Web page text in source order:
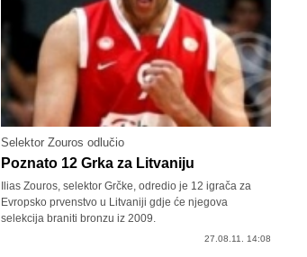
Selektor Zouros odlučio
Poznato 12 Grka za Litvaniju
Ilias Zouros, selektor Grčke, odredio je 12 igrača za
Evropsko prvenstvo u Litvaniji gdje će njegova
selekcija braniti bronzu iz 2009.
27.08.11. 14:08